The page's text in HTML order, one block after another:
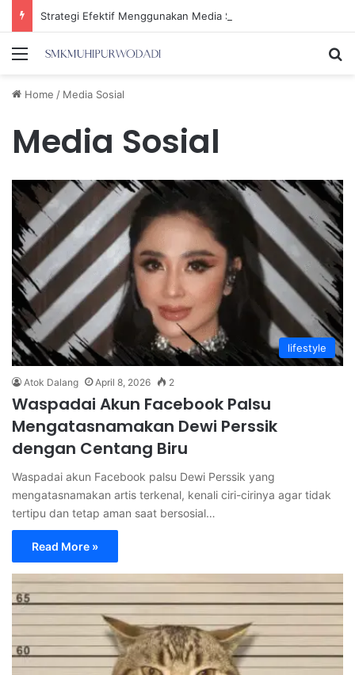
Menu
Home / Media Sosial
Media Sosial
lifestyle
Atok Dalang April 8, 2026 2
Waspadai Akun Facebook Palsu
Mengatasnamakan Dewi Perssik
dengan Centang Biru
Waspadai akun Facebook palsu Dewi Perssik yang
mengatasnamakan artis terkenal, kenali ciri-cirinya agar tidak
tertipu dan tetap aman saat bersosial…
Read More »